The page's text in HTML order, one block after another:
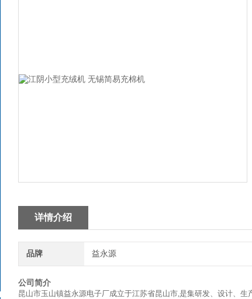
详情介绍
品牌 益永源
公司简介
昆山市玉山镇益永源电子厂成立于江苏省昆山市,是集研发、设计、